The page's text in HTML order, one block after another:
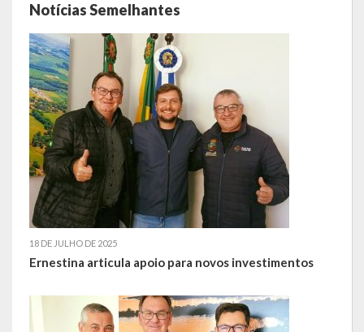
Publicações
Conselhos Municipais
Regulamentos
Editais
Planos
Concursos
Termos de Compromisso
RGF – Relatório de Gestão Fiscal
Notícias Semelhantes
18 DE JULHO DE 2025
Ernestina articula apoio para novos investimentos